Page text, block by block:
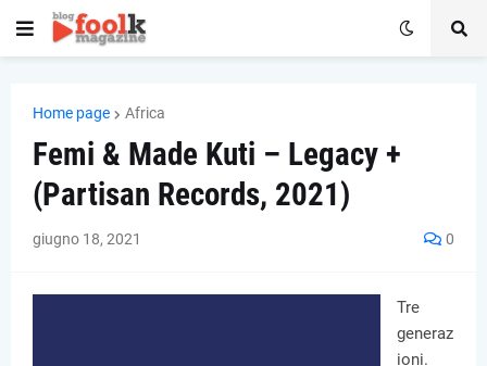
Home page Africa
Femi & Made Kuti – Legacy +
(Partisan Records, 2021)
giugno 18, 2021 0
Tre
generaz
ioni.